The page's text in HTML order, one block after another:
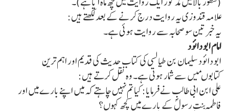
علامہ قندوزی یہ روایت درج کرنے کے بعد لکھتے ہیں:
یہ خبر تین سو صحابہ سے روایت ہوئی ہے۔
امام ابو دائود
ابو دائود سلیمان بن طیالسی کی کتاب حدیث کی قدیم اور اہم ترین
کتابوںمیں سے شمار ہوتی ہے۔ وہ نقل کرتے ہیں:
علی ابن ابی طالب نے فرمایا: کیا تم نہیں چاہتے کہ میں اپنے بارے میں اور
فاطمہ بنتِ رسولؐ کے بارے میں کچھ کہوں؟